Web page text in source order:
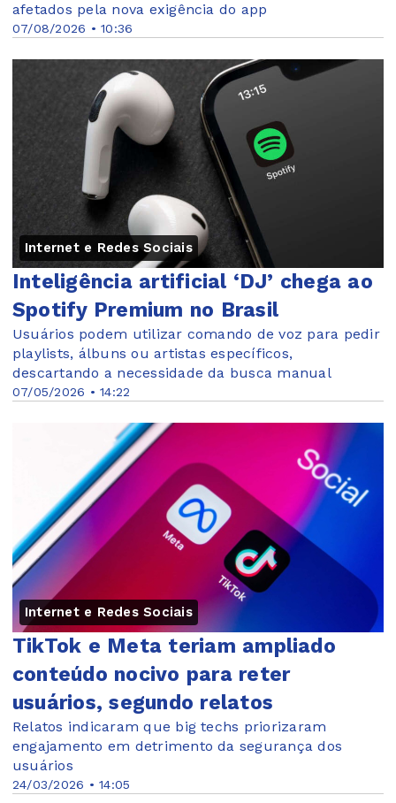
07/08/2026 • 10:36
afetados pela nova exigência do app
Internet e Redes Sociais
07/05/2026 • 14:22
Inteligência artificial ‘DJ’ chega ao
Spotify Premium no Brasil
Usuários podem utilizar comando de voz para pedir
playlists, álbuns ou artistas específicos,
descartando a necessidade da busca manual
Internet e Redes Sociais
24/03/2026 • 14:05
TikTok e Meta teriam ampliado
conteúdo nocivo para reter
usuários, segundo relatos
Relatos indicaram que big techs priorizaram
engajamento em detrimento da segurança dos
usuários